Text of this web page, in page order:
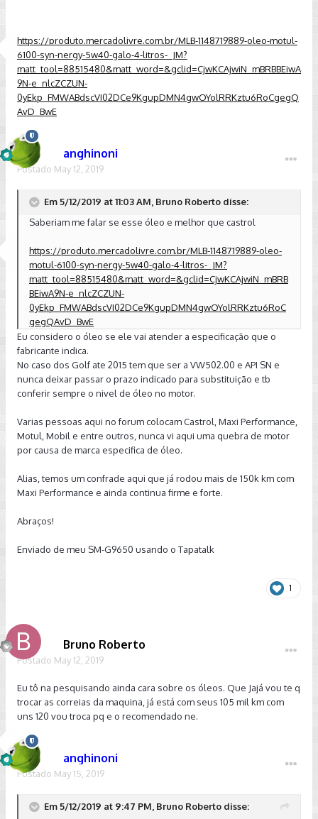
https://produto.mercadolivre.com.br/MLB-1148719889-oleo-motul-
6100-syn-nergy-5w40-galo-4-litros-_JM?
matt_tool=88515480&matt_word=&gclid=CjwKCAjwiN_mBRBBEiwA
9N-e_nlcZCZUN-
0yEkp_FMWABdscVI02DCe9KgupDMN4gwOYolRRKztu6RoCgegQ
AvD_BwE
anghinoni
Postado May 12, 2019
Em 5/12/2019 at 11:03 AM, Bruno Roberto disse:
Saberiam me falar se esse óleo e melhor que castrol
https://produto.mercadolivre.com.br/MLB-1148719889-oleo-
motul-6100-syn-nergy-5w40-galo-4-litros-_JM?
matt_tool=88515480&matt_word=&gclid=CjwKCAjwiN_mBRB
BEiwA9N-e_nlcZCZUN-
0yEkp_FMWABdscVI02DCe9KgupDMN4gwOYolRRKztu6RoC
gegQAvD_BwE
Eu considero o óleo se ele vai atender a especificação que o
fabricante indica.
No caso dos Golf ate 2015 tem que ser a VW502.00 e API SN e
nunca deixar passar o prazo indicado para substituição e tb
conferir sempre o nivel de óleo no motor.
Varias pessoas aqui no forum colocam Castrol, Maxi Performance,
Motul, Mobil e entre outros, nunca vi aqui uma quebra de motor
por causa de marca especifica de óleo.
Alias, temos um confrade aqui que já rodou mais de 150k km com
Maxi Performance e ainda continua firme e forte.
Abraços!
Enviado de meu SM-G9650 usando o Tapatalk
1
Bruno Roberto
Postado May 12, 2019
Eu tô na pesquisando ainda cara sobre os óleos. Que Jajá vou te q
trocar as correias da maquina, já está com seus 105 mil km com
uns 120 vou troca pq e o recomendado ne.
anghinoni
Postado May 15, 2019
Em 5/12/2019 at 9:47 PM, Bruno Roberto disse: